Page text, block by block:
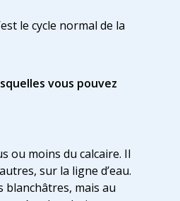
le cycle normal de la
vous pouvez
ou moins du calcaire. Il
sur la ligne d’eau.
blanchâtres, mais au